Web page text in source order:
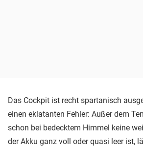
Das Cockpit ist recht spartanisch
einen eklatanten Fehler: Außer dem
schon bei bedecktem Himmel keine
der Akku ganz voll oder quasi leer ist,